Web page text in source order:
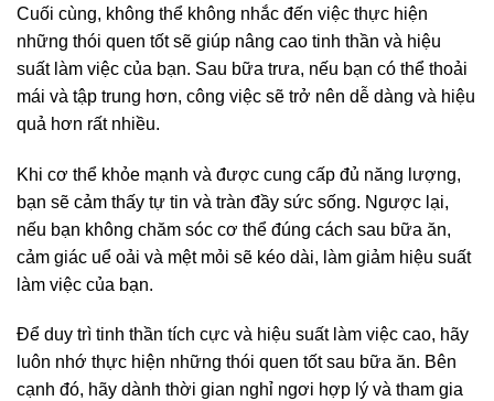
Cuối cùng, không thể không nhắc đến việc thực hiện
những thói quen tốt sẽ giúp nâng cao tinh thần và hiệu
suất làm việc của bạn. Sau bữa trưa, nếu bạn có thể thoải
mái và tập trung hơn, công việc sẽ trở nên dễ dàng và hiệu
quả hơn rất nhiều.
Khi cơ thể khỏe mạnh và được cung cấp đủ năng lượng,
bạn sẽ cảm thấy tự tin và tràn đầy sức sống. Ngược lại,
nếu bạn không chăm sóc cơ thể đúng cách sau bữa ăn,
cảm giác uể oải và mệt mỏi sẽ kéo dài, làm giảm hiệu suất
làm việc của bạn.
Để duy trì tinh thần tích cực và hiệu suất làm việc cao, hãy
luôn nhớ thực hiện những thói quen tốt sau bữa ăn. Bên
cạnh đó, hãy dành thời gian nghỉ ngơi hợp lý và tham gia